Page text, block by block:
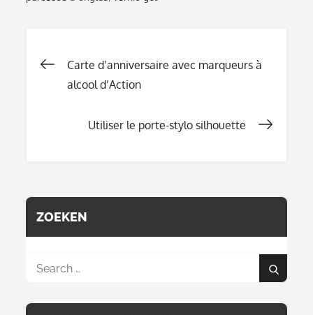
Navigation
l’article
Carte d’anniversaire avec marqueurs à
alcool d’Action
Utiliser le porte-stylo silhouette
ZOEKEN
Search
Search